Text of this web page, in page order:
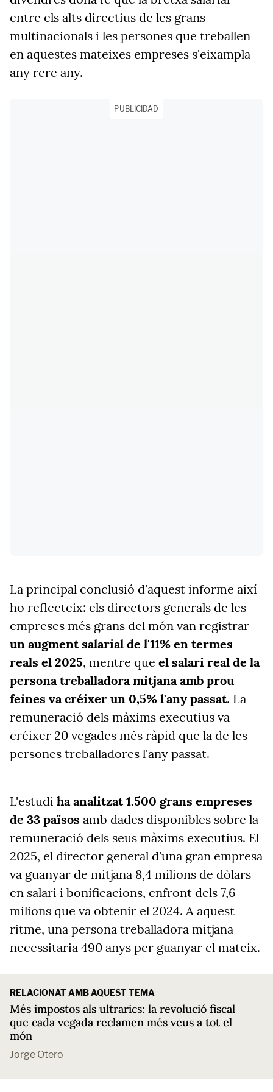
entre els alts directius de les grans
multinacionals i les persones que treballen
en aquestes mateixes empreses s'eixampla
any rere any.
PUBLICIDAD
La principal conclusió d'aquest informe així
ho reflecteix: els directors generals de les
empreses més grans del món van registrar
un augment salarial de l'11% en termes
reals el 2025, mentre que el salari real de la
persona treballadora mitjana amb prou
feines va créixer un 0,5% l'any passat. La
remuneració dels màxims executius va
créixer 20 vegades més ràpid que la de les
persones treballadores l'any passat.
L'estudi ha analitzat 1.500 grans empreses
de 33 països amb dades disponibles sobre la
remuneració dels seus màxims executius. El
2025, el director general d'una gran empresa
va guanyar de mitjana 8,4 milions de dòlars
en salari i bonificacions, enfront dels 7,6
milions que va obtenir el 2024. A aquest
ritme, una persona treballadora mitjana
necessitaria 490 anys per guanyar el mateix.
RELACIONAT AMB AQUEST TEMA
Més impostos als ultrarics: la revolució fiscal
que cada vegada reclamen més veus a tot el
món
Jorge Otero